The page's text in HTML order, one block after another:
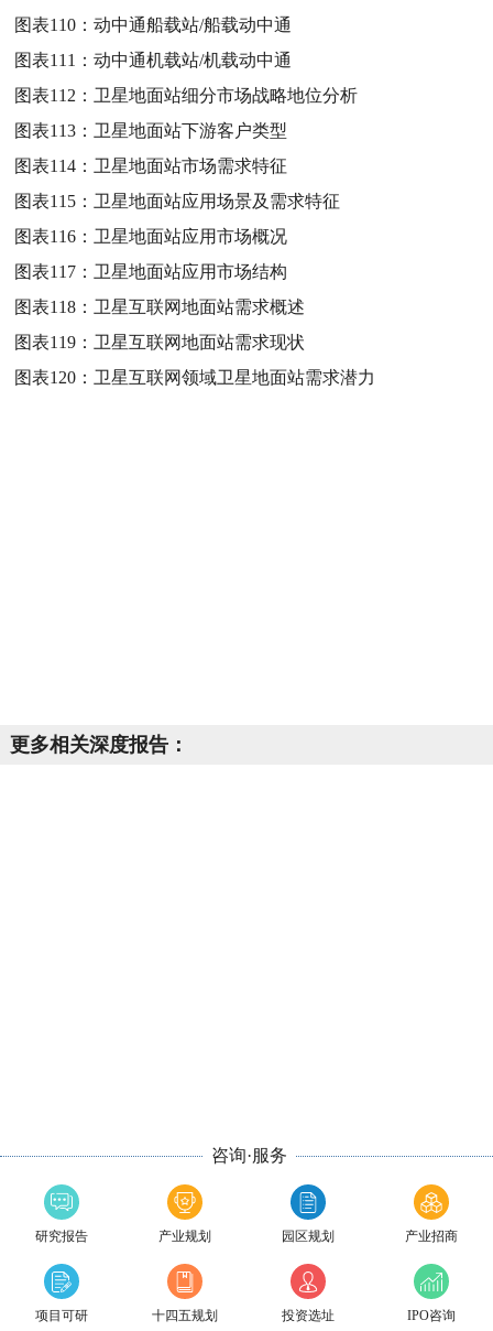
图表110：动中通船载站/船载动中通
图表111：动中通机载站/机载动中通
图表112： 卫星地面站细分市场战略地位分析
图表113： 卫星地面站下游客户类型
图表114： 卫星地面站市场需求特征
图表115： 卫星地面站应用场景及需求特征
图表116： 卫星地面站应用市场概况
图表117： 卫星地面站应用市场结构
图表118： 卫星互联网地面站需求概述
图表119： 卫星互联网地面站需求现状
图表120： 卫星互联网领域卫星地面站需求潜力
更多相关深度报告：
咨询·服务
研究报告 产业规划 园区规划 产业招商
项目可研 十四五规划 投资选址 IPO咨询